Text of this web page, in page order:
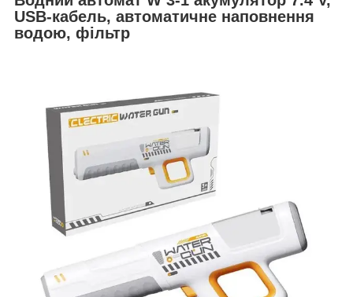
USB-кабель, автоматичне наповнення
водою, фільтр